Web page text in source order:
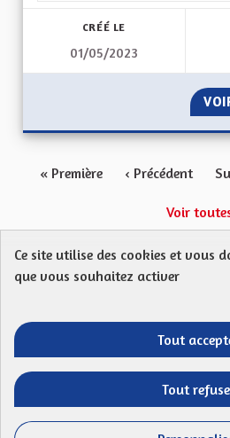
CRÉÉ LE
01/05/2023
« Première ‹ Précédent
Voir
Protection des Données
Télécharger les fichiers
Entre vos
Entre
Ce site utilise des cookies et vous
que vous souhaitez activer
Tout
Tout